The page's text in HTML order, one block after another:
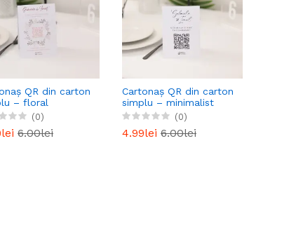
QR din carton
– floral
(0)
6.00lei
Cartonaș QR din carton
simplu – minimalist
(0)
4.99lei 6.00lei